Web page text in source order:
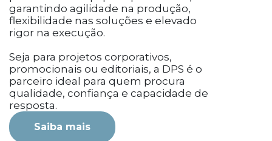
garantindo agilidade na produção,
flexibilidade nas soluções e elevado
rigor na execução.
Seja para projetos corporativos,
promocionais ou editoriais, a DPS é o
parceiro ideal para quem procura
qualidade, confiança e capacidade de
resposta.
Saiba mais